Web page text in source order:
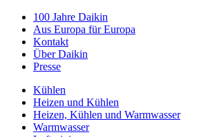
100 Jahre Daikin
Aus Europa für Europa
Kontakt
Über Daikin
Presse
Kühlen
Heizen und Kühlen
Heizen, Kühlen und Warmwasser
Warmwasser